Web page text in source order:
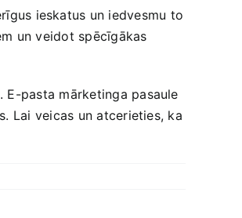
ieskatus un​ iedvesmu to
un veidot spēcīgākas⁢
pasta mārketinga pasaule
Lai veicas un atcerieties, ka